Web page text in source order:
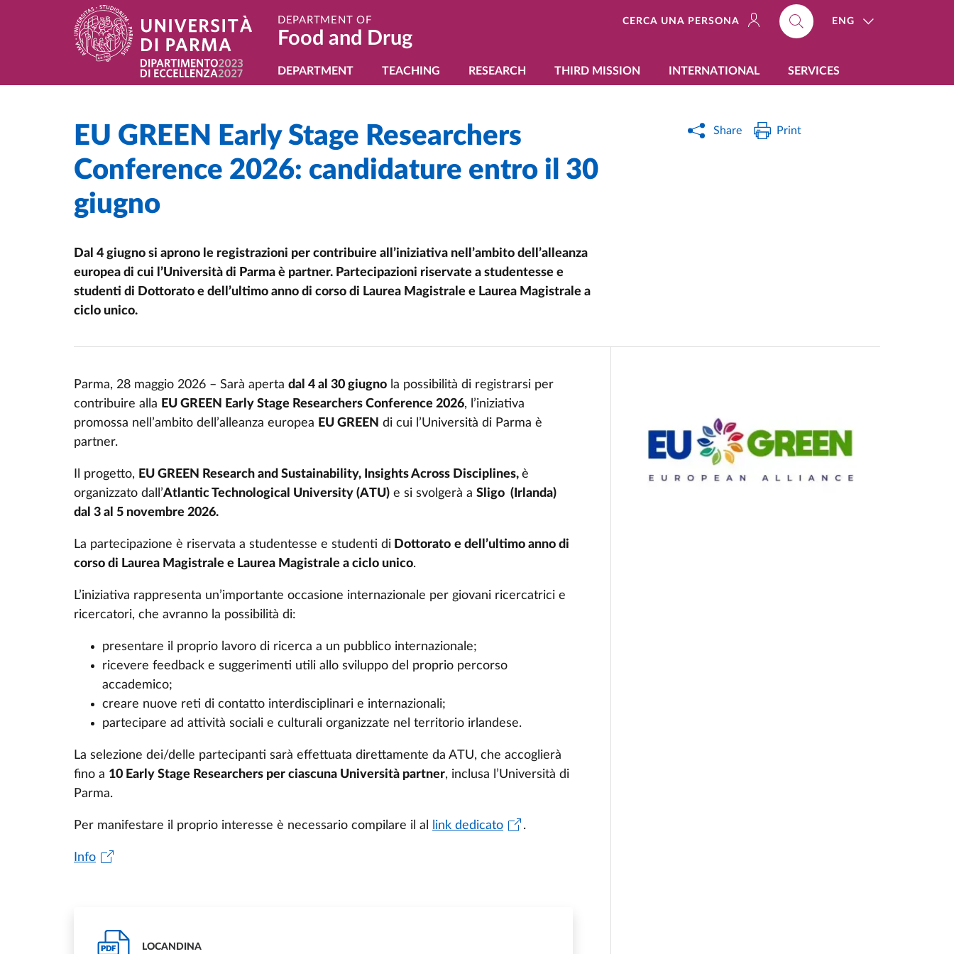
Skip to main content
Skip to footer DEPARTMENT OF
Food and Drug
CERCA UNA PERSONA ENG
Navigazione principale
DEPARTMENT TEACHING RESEARCH THIRD MISSION INTERNATIONAL SERVICES
Home
EU GREEN Early Stage Researchers
Conference 2026: candidature entro il 30
giugno
Dal 4 giugno si aprono le registrazioni per contribuire all’iniziativa nell’ambito dell’alleanza
europea di cui l’Università di Parma è partner. Partecipazioni riservate a studentesse e
studenti di Dottorato e dell’ultimo anno di corso di Laurea Magistrale e Laurea Magistrale a
ciclo unico.
Share Print
Parma, 28 maggio 2026 – Sarà apertadal 4 al 30 giugno la possibilità di registrarsi per
contribuire alla EU GREEN Early Stage Researchers Conference 2026, l’iniziativa
promossa nell’ambito dell’alleanza europea EU GREEN di cui l’Università di Parma è
partner.
Il progetto, EU GREEN Research and Sustainability, Insights Across Disciplines,è
organizzato dall’Atlantic Technological University (ATU) e si svolgerà aSligo (Irlanda)
dal 3 al 5 novembre 2026.
La partecipazione è riservata a studentesse e studenti di Dottorato e dell’ultimo anno di
corso di Laurea Magistrale e Laurea Magistrale a ciclo unico.
L’iniziativa rappresenta un’importante occasione internazionale per giovani ricercatrici e
ricercatori, che avranno la possibilità di:
presentare il proprio lavoro di ricerca a un pubblico internazionale;
ricevere feedback e suggerimenti utili allo sviluppo del proprio percorso
accademico;
creare nuove reti di contatto interdisciplinari e internazionali;
partecipare ad attività sociali e culturali organizzate nel territorio irlandese.
La selezione dei/delle partecipanti sarà effettuata direttamente da ATU, che accoglierà
fino a 10 Early Stage Researchers per ciascuna Università partner, inclusa l’Università di
Parma.
Per manifestare il proprio interesse è necessario compilare il al link dedicato .
Info
PDF LOCANDINA